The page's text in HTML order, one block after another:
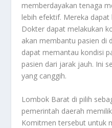
memberdayakan tenaga
lebih efektif. Mereka dapat
Dokter dapat melakukan
akan membantu pasien di
dapat memantau kondisi
pasien dari jarak jauh. Ini
yang canggih.
Lombok Barat di pilih
pemerintah daerah
Komitmen tersebut untuk